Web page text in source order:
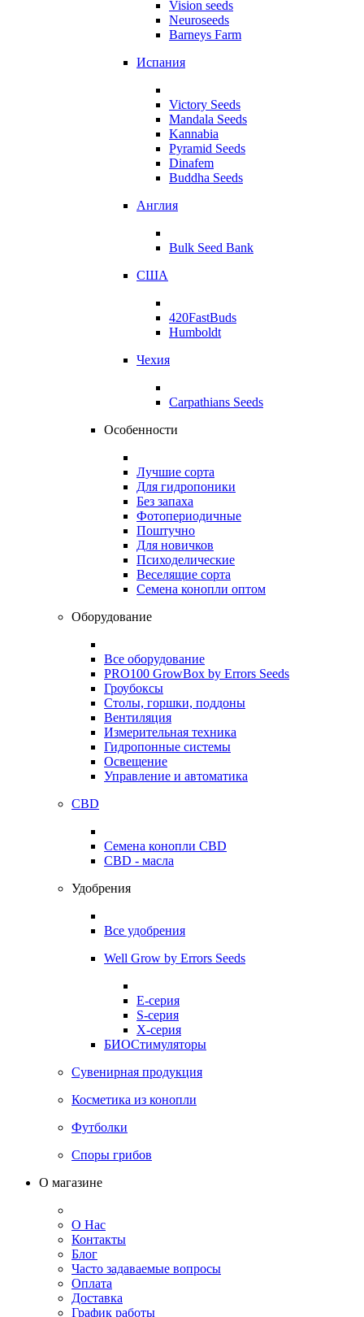
Vision seeds
Neuroseeds
Barneys Farm
Испания
Victory Seeds
Mandala Seeds
Kannabia
Pyramid Seeds
Dinafem
Buddha Seeds
Англия
Bulk Seed Bank
США
420FastBuds
Humboldt
Чехия
Carpathians Seeds
Особенности
Лучшие сорта
Для гидропоники
Без запаха
Фотопериодичные
Поштучно
Для новичков
Психоделические
Веселящие сорта
Семена конопли оптом
Оборудование
Все оборудование
PRO100 GrowBox by Errors Seeds
Гроубоксы
Столы, горшки, поддоны
Вентиляция
Измерительная техника
Гидропонные системы
Освещение
Управление и автоматика
CBD
Семена конопли CBD
CBD - масла
Удобрения
Все удобрения
Well Grow by Errors Seeds
E-серия
S-серия
X-серия
БИОСтимуляторы
Сувенирная продукция
Косметика из конопли
Футболки
Споры грибов
О магазине
О Нас
Контакты
Блог
Часто задаваемые вопросы
Оплата
Доставка
График работы